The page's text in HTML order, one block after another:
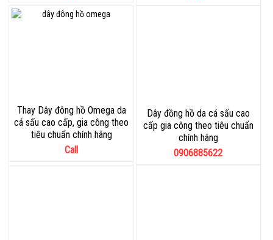
Thay Dây đông hồ Omega da
cá sấu cao cấp, gia công theo
tiêu chuẩn chính hãng
Call
Dây đồng hồ da cá sấu cao
cấp gia công theo tiêu chuẩn
chính hãng
0906885622